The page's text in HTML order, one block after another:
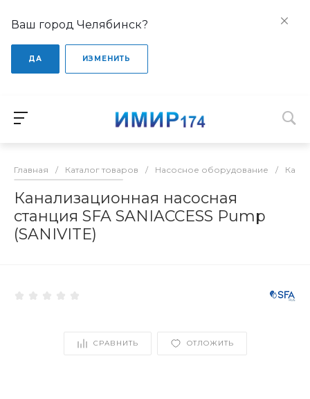
Ваш город Челябинск?
ДА ИЗМЕНИТЬ
Главная / Каталог товаров / Насосное оборудование /
Канализационная насосная
станция SFA SANIACCESS Pump
(SANIVITE)
СРАВНИТЬ ОТЛОЖИТЬ